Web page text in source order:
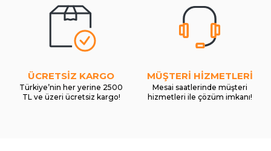
ÜCRETSİZ KARGO
Türkiye’nin her yerine 2500
TL ve üzeri ücretsiz kargo!
MÜŞTERİ HİZMETLERİ
Mesai saatlerinde müşteri
hizmetleri ile çözüm imkanı!